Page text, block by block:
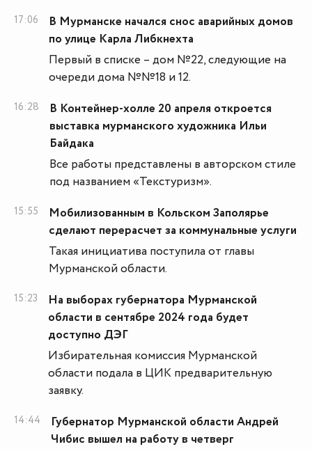
17:06
В Мурманске начался снос аварийных домов
по улице Карла Либкнехта
Первый в списке – дом №22, следующие на
очереди дома №№18 и 12.
16:28
В Контейнер-холле 20 апреля откроется
выставка мурманского художника Ильи
Байдака
Все работы представлены в авторском стиле
под названием «Текстуризм».
15:55
Мобилизованным в Кольском Заполярье
сделают перерасчет за коммунальные услуги
Такая инициатива поступила от главы
Мурманской области.
15:23
На выборах губернатора Мурманской
области в сентябре 2024 года будет
доступно ДЭГ
Избирательная комиссия Мурманской
области подала в ЦИК предварительную
заявку.
14:44
Губернатор Мурманской области Андрей
Чибис вышел на работу в четверг